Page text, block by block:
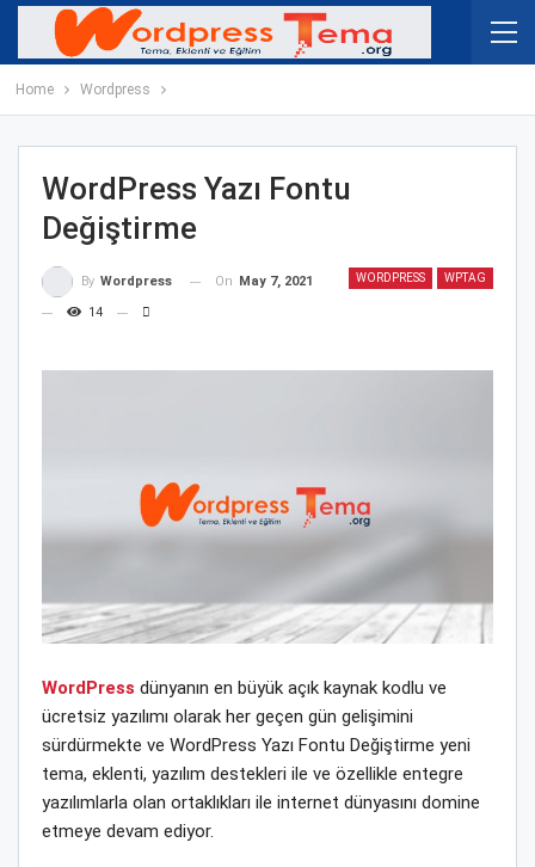
Home Wordpress
WordPress Yazı Fontu
Değiştirme
WORDPRESS WPTAG
By Wordpress On May 7, 2021
14
WordPress dünyanın en büyük açık kaynak kodlu ve
ücretsiz yazılımı olarak her geçen gün gelişimini
sürdürmekte ve WordPress Yazı Fontu Değiştirme yeni
tema, eklenti, yazılım destekleri ile ve özellikle entegre
yazılımlarla olan ortaklıkları ile internet dünyasını domine
etmeye devam ediyor.